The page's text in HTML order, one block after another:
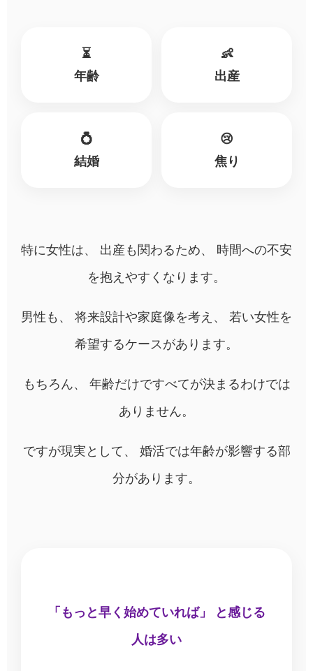
⏳
年齢
👶
出産
💍
結婚
😢
焦り
特に女性は、 出産も関わるため、 時間への不安
を抱えやすくなります。
男性も、 将来設計や家庭像を考え、 若い女性を
希望するケースがあります。
もちろん、 年齢だけですべてが決まるわけでは
ありません。
ですが現実として、 婚活では年齢が影響する部
分があります。
「もっと早く始めていれば」 と感じる
人は多い